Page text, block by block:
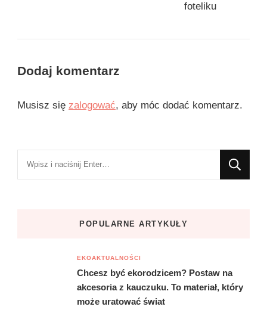
Dodaj komentarz
Musisz się zalogować, aby móc dodać komentarz.
POPULARNE ARTYKUŁY
EKOAKTUALNOŚCI
Chcesz być ekorodzicem? Postaw na
akcesoria z kauczuku. To materiał, który
może uratować świat